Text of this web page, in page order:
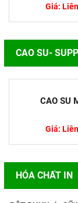
Giá:
CAO SU-
CAO SU
Giá:
HÓA CHẤT IN